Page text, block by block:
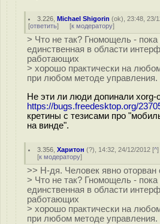
3.226 ,Michael Shigorin (ok), 23:48, 23/
[ответить] [к модератору]
> Что не так? Гномощель -
единственная в области
работающих
> хорошо практически на
при любом методе управления.
Не эти ли люди допинали xorg-
https://bugs.freedesktop.org/
кретины с тезисами про
на винде".
3.356 ,Харитон (?), 14:32, 24/12/2012 [^]
[к модератору]
>> Н-дя. Человек явно оторван
> Что не так? Гномощель -
единственная в области
работающих
> хорошо практически на
при любом методе управления.